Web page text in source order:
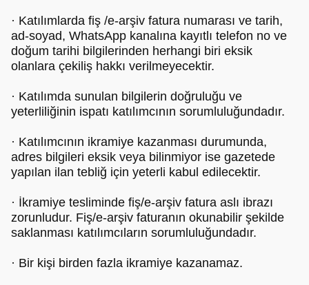
· Katılımlarda fiş /e-arşiv fatura numarası ve tarih,
ad-soyad, WhatsApp kanalına kayıtlı telefon no ve
doğum tarihi bilgilerinden herhangi biri eksik
olanlara çekiliş hakkı verilmeyecektir.
· Katılımda sunulan bilgilerin doğruluğu ve
yeterliliğinin ispatı katılımcının sorumluluğundadır.
· Katılımcının ikramiye kazanması durumunda,
adres bilgileri eksik veya bilinmiyor ise gazetede
yapılan ilan tebliğ için yeterli kabul edilecektir.
· İkramiye tesliminde fiş/e-arşiv fatura aslı ibrazı
zorunludur. Fiş/e-arşiv faturanın okunabilir şekilde
saklanması katılımcıların sorumluluğundadır.
· Bir kişi birden fazla ikramiye kazanamaz.